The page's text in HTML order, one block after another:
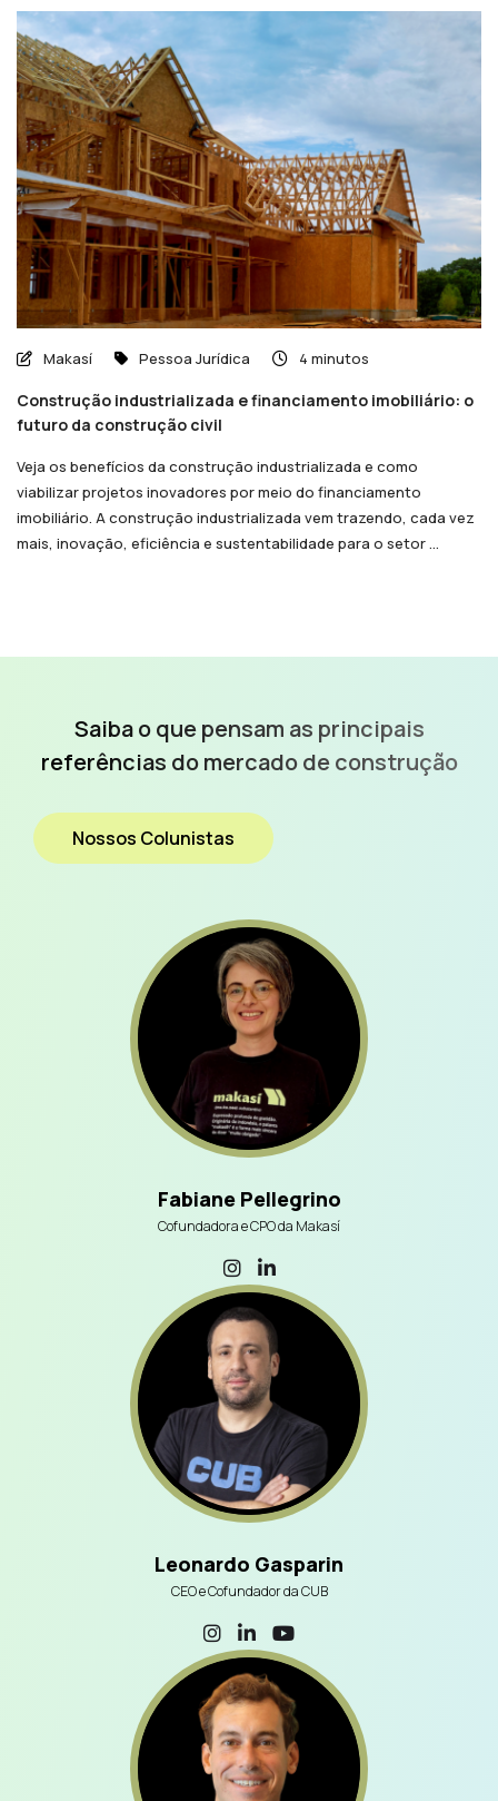
Makasí Pessoa Jurídica 4 minutos
Construção industrializada e financiamento imobiliário: o
futuro da construção civil
Veja os benefícios da construção industrializada e como
viabilizar projetos inovadores por meio do financiamento
imobiliário. A construção industrializada vem trazendo, cada vez
mais, inovação, eficiência e sustentabilidade para o setor ...
Saiba o que pensam as principais
referências domercado de construção
Nossos Colunistas
Fabiane Pellegrino
Cofundadora e CPO da Makasí
Leonardo Gasparin
CEO e Cofundador da CUB